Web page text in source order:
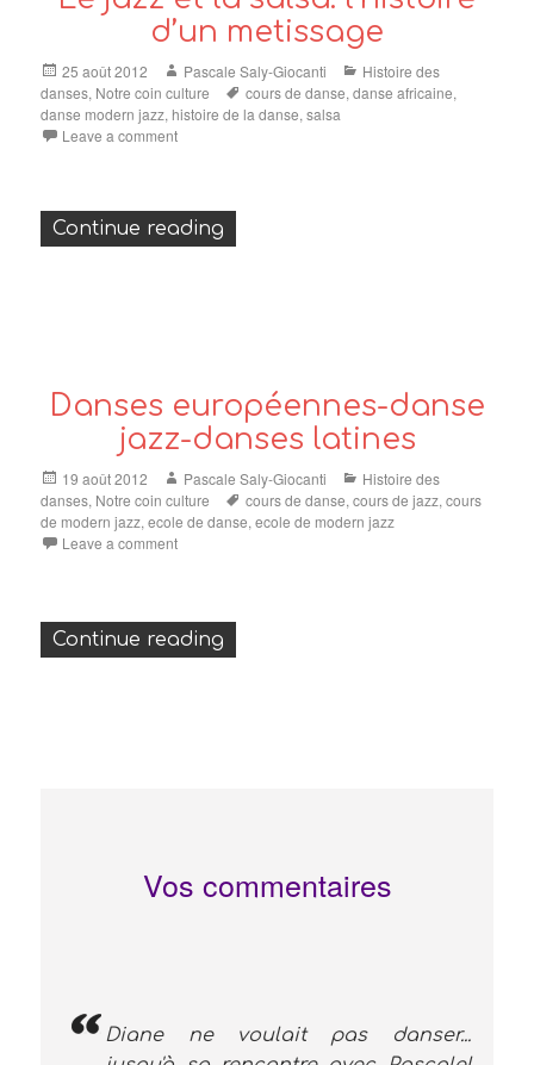
d’un metissage
Posted
on
25 août 2012 Author
Pascale Saly-Giocanti Categories
Histoire des
danses, Notre coin culture Tags
cours de danse,danse africaine,
danse modern jazz, histoire de la danse,salsa
Leave a comment
Continue reading
Danses européennes-danse
jazz-danses latines
Posted
on
19 août 2012 Author
Pascale Saly-Giocanti Categories
Histoire des
danses, Notre coin culture Tags
cours de danse,cours de jazz,cours
de modern jazz,ecole de danse,ecole de modern jazz
Leave a comment
Continue reading
Vos commentaires
Diane ne voulait pas danser...